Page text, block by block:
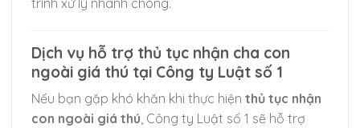
trình xử lý nhanh chóng.
Dịch vụ hỗ trợ thủ tục nhận cha con
ngoài giá thú tại Công ty Luật số 1
Nếu bạn gặp khó khăn khi thực hiện thủ tục nhận
con ngoài giá thú, Công ty Luật số 1 sẽ hỗ trợ